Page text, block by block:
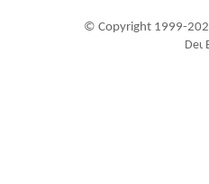
© Copyright 1999-